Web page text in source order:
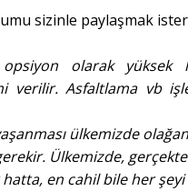
sizinle paylaşmak
olarak yüksek
verilir. Asfaltlama vb
ülkemizde
Ülkemizde,
en cahil bile her şeyi